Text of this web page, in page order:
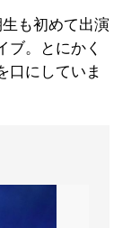
も初めて出演
ブ。とにかく
口にしていま